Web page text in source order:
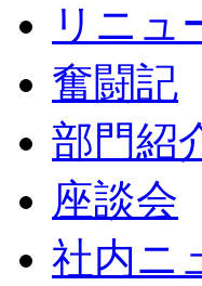
リニュ
奮闘記
部門紹
座談会
社内ニ